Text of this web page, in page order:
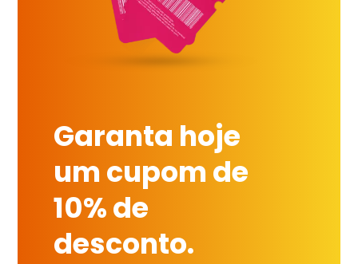
Garanta hoje
um cupom de
10% de
desconto.